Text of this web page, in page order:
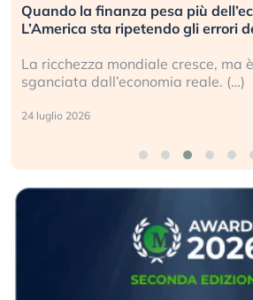
Quando la finanza pesa più
L’America sta ripetendo gli errori
La ricchezza mondiale cresce, ma
sganciata dall’economia reale. (…)
24 luglio 2026